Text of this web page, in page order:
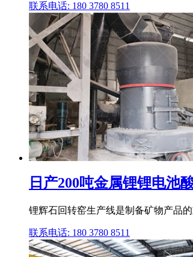
联系电话: 180 3780 8511
日产200吨金属锂锂电池
锂辉石回转窑生产线是制备矿物产品
联系电话: 180 3780 8511